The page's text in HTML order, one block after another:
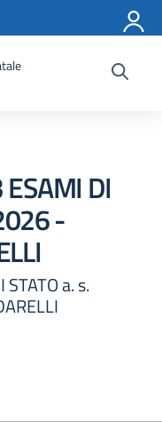
DI
-
a. s.